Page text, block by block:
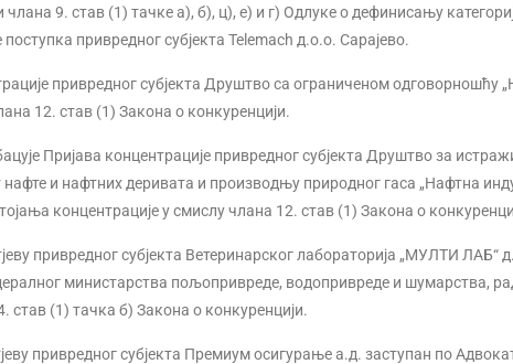
9. став (1) тачке а), б), ц), е) и г) Одлуке о дефинисању
привредног субјекта Telemach д.о.о. Сарајево.
привредног субјекта Друштво са ограниченом одговорношћу
12. став (1) Закона о конкуренцији.
Пријава концентрације привредног субјекта Друштво за
и нафтних деривата и производњу природног гаса „Нафтна
концентрације у смислу члана 12. став (1) Закона о
привредног субјекта Ветеринарског лабораторија „МУЛТИ ЛАБ“
министарства пољопривреде, водопривреде и шумарства,
(1) тачка б) Закона о конкуренцији.
привредног субјекта Премиум осигурање а.д. заступан по